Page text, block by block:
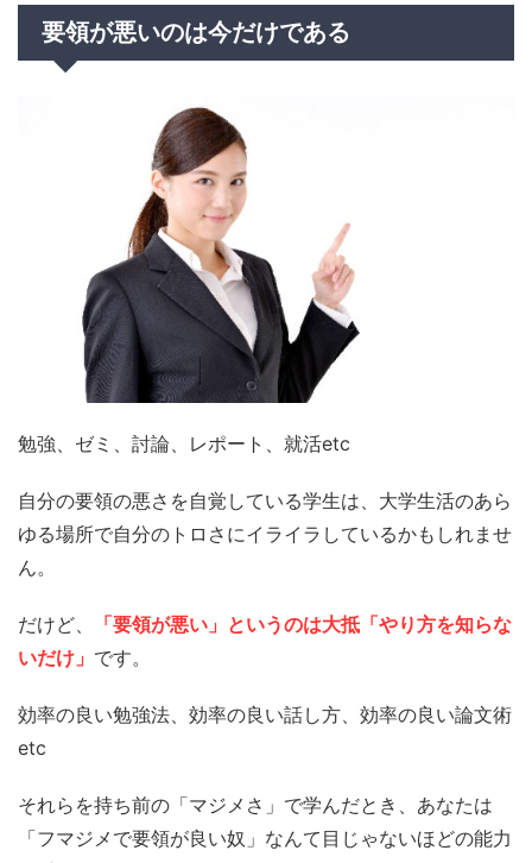
要領が悪いのは今だけである
勉強、ゼミ、討論、レポート、就活etc
自分の要領の悪さを自覚している学生は、大学生活のあら
ゆる場所で自分のトロさにイライラしているかもしれませ
ん。
だけど、
「要領が悪い」というのは大抵「やり方を知らな
いだけ」 です。
効率の良い勉強法、効率の良い話し方、効率の良い論文術
etc
それらを持ち前の「マジメさ」で学んだとき、あなたは
「フマジメで要領が良い奴」なんて目じゃないほどの能力